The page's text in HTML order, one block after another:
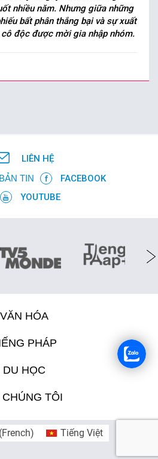
nhiều năm. Nhưng giữa những
bất phân thắng bại và sự xuất
độc được mời gia nhập nhóm.
LIÊN HỆ
TIN
FACEBOOK
YOUTUBE
VĂN HÓA
PHÁP
DU HỌC
CHÚNG TÔI
French) Tiếng Việt